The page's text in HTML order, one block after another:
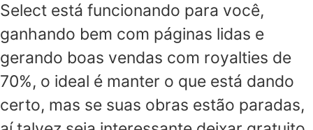
Select está funcionando para você,
ganhando bem com páginas lidas e
gerando boas vendas com royalties de
70%, o ideal é manter o que está dando
certo, mas se suas obras estão paradas,